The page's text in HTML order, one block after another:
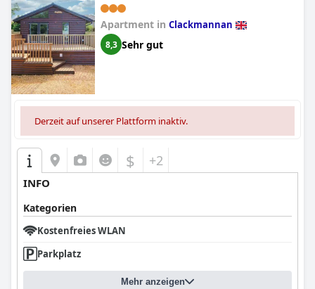
Apartment in Clackmannan
8,3 Sehr gut
Derzeit auf unserer Plattform inaktiv.
$ +2
INFO
Kategorien
Kostenfreies WLAN
Parkplatz
Mehr anzeigen